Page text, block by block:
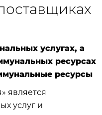
услугах, а
ресурсах
ресурсы
является
услуг и